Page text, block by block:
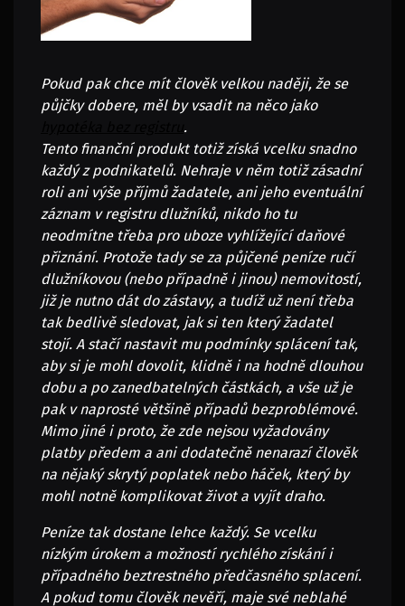
Pokud pak chce mít člověk velkou naději, že se
půjčky dobere, měl by vsadit na něco jako
.
Tento finanční produkt totiž získá vcelku snadno
každý z podnikatelů. Nehraje v něm totiž zásadní
roli ani výše příjmů žadatele, ani jeho eventuální
záznam v registru dlužníků, nikdo ho tu
neodmítne třeba pro uboze vyhlížející daňové
přiznání. Protože tady se za půjčené peníze ručí
dlužníkovou (nebo případně i jinou) nemovitostí,
již je nutno dát do zástavy, a tudíž už není třeba
tak bedlivě sledovat, jak si ten který žadatel
stojí. A stačí nastavit mu podmínky splácení tak,
aby si je mohl dovolit, klidně i na hodně dlouhou
dobu a po zanedbatelných částkách, a vše už je
pak v naprosté většině případů bezproblémové.
Mimo jiné i proto, že zde nejsou vyžadovány
platby předem a ani dodatečně nenarazí člověk
na nějaký skrytý poplatek nebo háček, který by
mohl notně komplikovat život a vyjít draho.
Peníze tak dostane lehce každý. Se vcelku
nízkým úrokem a možností rychlého získání i
případného beztrestného předčasného splacení.
A pokud tomu člověk nevěří, maje své neblahé